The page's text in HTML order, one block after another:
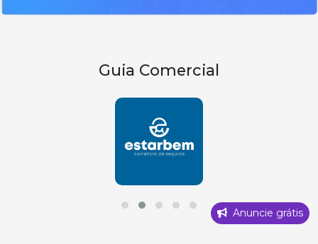
Guia Comercial
Anuncie grátis